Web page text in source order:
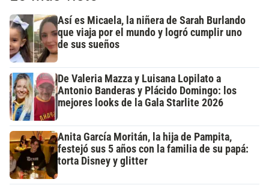
Así es Micaela, la niñera de Sarah Burlando
que viaja por el mundo y logró cumplir uno
de sus sueños
De Valeria Mazza y Luisana Lopilato a
Antonio Banderas y Plácido Domingo: los
mejores looks de la Gala Starlite 2026
Anita García Moritán, la hija de Pampita,
festejó sus 5 años con la familia de su papá:
torta Disney y glitter